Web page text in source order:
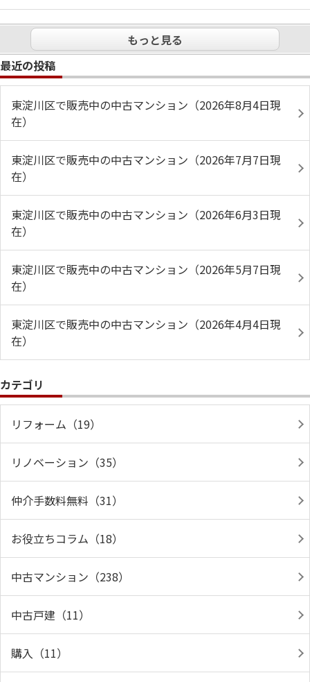
もっと見る
最近の投稿
東淀川区で販売中の中古マンション（2026年8月4日現
在）
東淀川区で販売中の中古マンション（2026年7月7日現
在）
東淀川区で販売中の中古マンション（2026年6月3日現
在）
東淀川区で販売中の中古マンション（2026年5月7日現
在）
東淀川区で販売中の中古マンション（2026年4月4日現
在）
カテゴリ
リフォーム（19）
リノベーション（35）
仲介手数料無料（31）
お役立ちコラム（18）
中古マンション（238）
中古戸建（11）
購入（11）